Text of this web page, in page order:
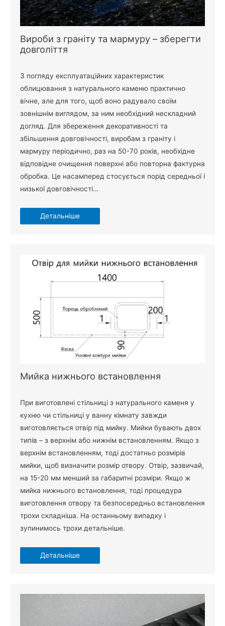
Вироби з граніту та мармуру – зберегти
довголіття
З погляду експлуатаційних характеристик
облицювання з натурального каменю практично
вічне, але для того, щоб воно радувало своїм
зовнішнім виглядом, за ним необхідний нескладний
догляд. Для збереження декоративності та
збільшення довговічності, виробам з граніту і
мармуру періодично, раз на 50-70 років, необхідне
відповідне очищення поверхні або повторна фактурна
обробка. Це насамперед стосується порід середньої і
низької довговічності…
Детальніше
Мийка нижнього встановлення
При виготовлені стільниці з натурального каменя у
кухню чи стільниці у ванну кімнату завжди
виготовляється отвір під мийку. Мийки бувають двох
типів – з верхнім або нижнім встановленням. Якщо з
верхнім встановленням, тоді достатньо розмірів
мийки, щоб визначити розмір отвору. Отвір, зазвичай,
на 15-20 мм менший за габаритні розміри. Якщо ж
мийка нижнього встановлення, тоді процедура
виготовлення отвору та безпосередньо встановлення
трохи складніша. На останньому випадку і
зупинимось трохи детальніше.
Детальніше